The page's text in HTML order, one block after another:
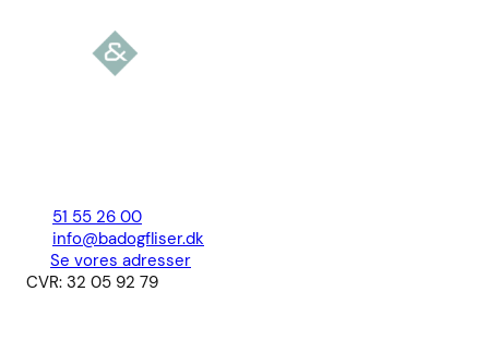
51 55 26 00
info@badogfliser.dk
Se vores adresser
CVR: 32 05 92 79